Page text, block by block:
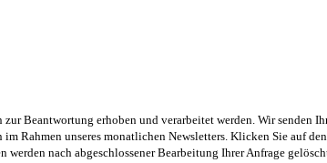
zur Beantwortung erhoben und verarbeitet werden. Wir
Rahmen unseres monatlichen Newsletters. Klicken Sie auf
nach abgeschlossener Bearbeitung Ihrer Anfrage